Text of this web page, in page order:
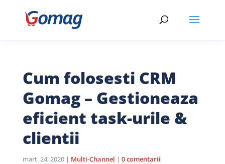
Cum folosesti CRM
Gomag – Gestioneaza
eficient task-urile &
clientii
mart. 24, 2020| Multi-Channel | 0 comentarii